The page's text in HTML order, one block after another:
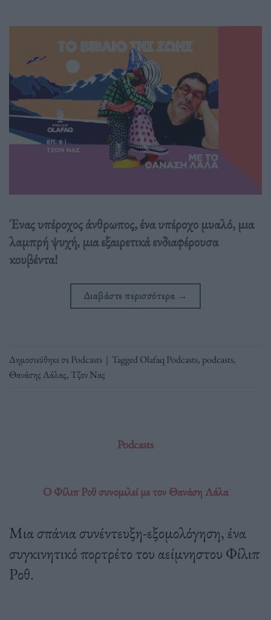
Ένας υπέροχος άνθρωπος, ένα υπέροχο μυαλό, μια
λαμπρή ψυχή, μια εξαιρετικά ενδιαφέρουσα
κουβέντα!
Διαβάστε περισσότερα →
Δημοσιεύθηκε σεPodcasts | TaggedOlafaq Podcasts, podcasts,
Θανάσης Λάλας, Τζον Νας
Podcasts
Ο Φίλιπ Ροθ συνομιλεί με τον Θανάση Λάλα
Μια σπάνια συνέντευξη-εξομολόγηση, ένα
συγκινητικό πορτρέτο του αείμνηστου Φίλιπ
Ροθ.